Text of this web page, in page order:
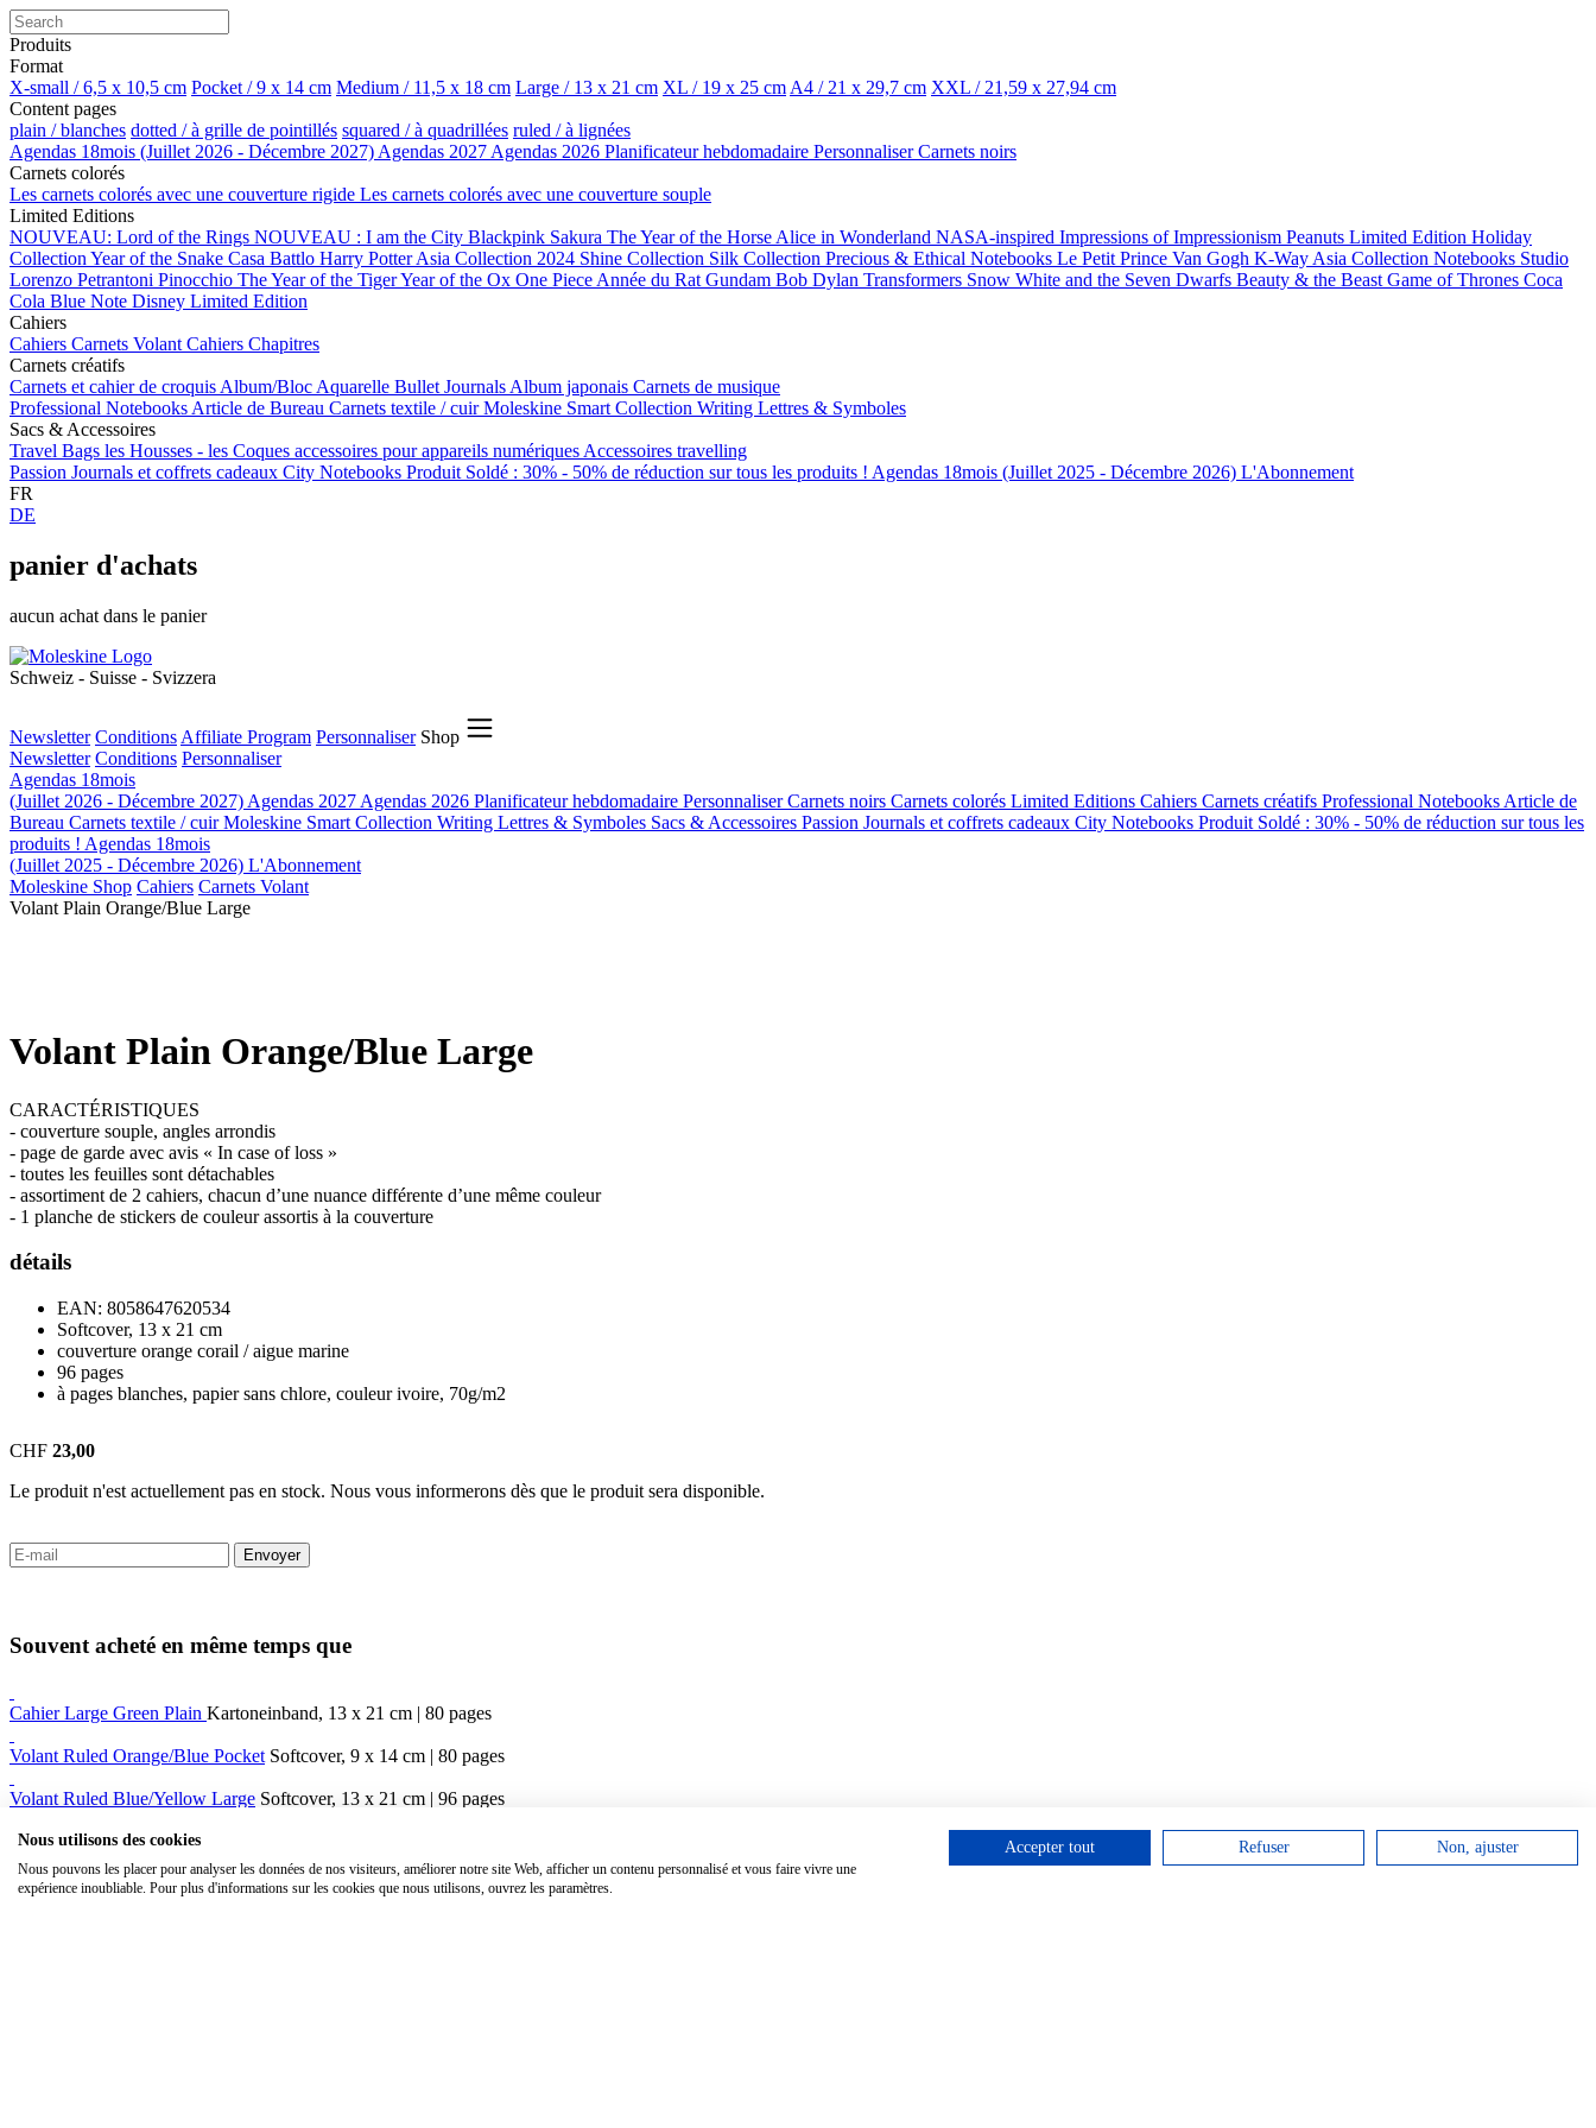
Produits
Format
X-small / 6,5 x 10,5 cm Pocket / 9 x 14 cm Medium / 11,5 x 18 cm Large / 13 x 21 cm XL / 19 x 25 cm A4 / 21 x 29,7 cm XXL / 21,59 x 27,94 cm
Content pages
plain / blanches dotted / à grille de pointillés squared / à quadrillées ruled / à lignées
Agendas 18mois (Juillet 2026 - Décembre 2027) Agendas 2027 Agendas 2026 Planificateur hebdomadaire PersonnaliserCarnets noirs
Carnets colorés
Les carnets colorés avec une couverture rigide Les carnets colorés avec une couverture souple
Limited Editions
NOUVEAU: Lord of the Rings NOUVEAU : I am the City Blackpink Sakura The Year of the Horse Alice in Wonderland NASA-inspired Impressions of Impressionism Peanuts Limited Edition Holiday
Collection Year of the Snake Casa Battlo Harry PotterAsia Collection 2024 Shine Collection Silk Collection Precious & Ethical Notebooks Le Petit Prince Van Gogh K-Way Asia Collection Notebooks Studio
Lorenzo Petrantoni Pinocchio The Year of the TigerYear of the Ox One Piece Année du Rat Gundam Bob Dylan Transformers Snow White and the Seven Dwarfs Beauty & the Beast Game of Thrones Coca
Cola Blue Note Disney Limited Edition
Cahiers
Cahiers Carnets Volant Cahiers Chapitres
Carnets créatifs
Carnets et cahier de croquis Album/Bloc Aquarelle Bullet Journals Album japonais Carnets de musique
Professional Notebooks Article de Bureau Carnets textile / cuirMoleskine Smart Collection Writing Lettres & Symboles
Sacs & Accessoires
Travel Bags les Housses - les Coques accessoires pour appareils numériques Accessoires travelling
Passion Journals et coffrets cadeaux City Notebooks Produit Soldé : 30% - 50% de réduction sur tous les produits ! Agendas 18mois (Juillet 2025 - Décembre 2026) L'Abonnement
FR
DE
panier d'achats
aucun achat dans le panier
Schweiz - Suisse - Svizzera
Newsletter Conditions Affiliate Program Personnaliser Shop
Newsletter Conditions Personnaliser
Agendas 18mois
(Juillet 2026 - Décembre 2027) Agendas 2027 Agendas 2026 Planificateur hebdomadaire PersonnaliserCarnets noirs Carnets colorés Limited Editions Cahiers Carnets créatifs Professional Notebooks Article de
Bureau Carnets textile / cuirMoleskine Smart Collection Writing Lettres & Symboles Sacs & Accessoires Passion Journals et coffrets cadeaux City Notebooks Produit Soldé : 30% - 50% de réduction sur tous les
produits ! Agendas 18mois
(Juillet 2025 - Décembre 2026) L'Abonnement
Moleskine Shop Cahiers Carnets Volant
Volant Plain Orange/Blue Large
Volant Plain Orange/Blue Large
CARACTÉRISTIQUES
- couverture souple, angles arrondis
- page de garde avec avis « In case of loss »
- toutes les feuilles sont détachables
- assortiment de 2 cahiers, chacun d’une nuance différente d’une même couleur
- 1 planche de stickers de couleur assortis à la couverture
détails
EAN: 8058647620534
Softcover, 13 x 21 cm
couverture orange corail / aigue marine
96 pages
à pages blanches, papier sans chlore, couleur ivoire, 70g/m2
CHF 23,00
Le produit n'est actuellement pas en stock. Nous vous informerons dès que le produit sera disponible.
Envoyer
Souvent acheté en même temps que
Cahier Large Green Plain Kartoneinband, 13 x 21 cm | 80 pages
Volant Ruled Orange/Blue Pocket Softcover, 9 x 14 cm | 80 pages
Volant Ruled Blue/Yellow Large Softcover, 13 x 21 cm | 96 pages
Nous utilisons des cookies
Nous pouvons les placer pour analyser les données de nos visiteurs, améliorer notre site Web, afficher un contenu personnalisé et vous faire vivre une
expérience inoubliable. Pour plus d'informations sur les cookies que nous utilisons, ouvrez les paramètres.
Accepter tout Refuser Non, ajuster